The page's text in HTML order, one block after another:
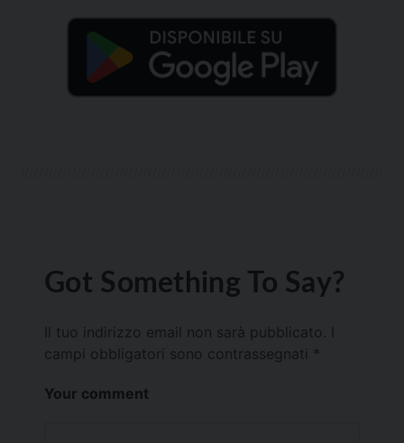
Got Something To Say?
Il tuo indirizzo email non sarà pubblicato.
campi obbligatori sono contrassegnati *
Your comment